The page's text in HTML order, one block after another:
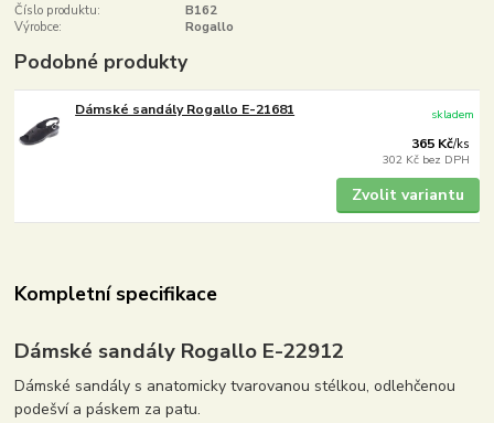
Číslo produktu:
B162
Výrobce:
Rogallo
Podobné produkty
Dámské sandály Rogallo E-21681
365 Kč/ks
302 Kč bez DPH
skladem
Zvolit variantu
Kompletní specifikace
Dámské sandály Rogallo E-22912
Dámské sandály s anatomicky tvarovanou stélkou, odlehčenou
podešví a páskem za patu.